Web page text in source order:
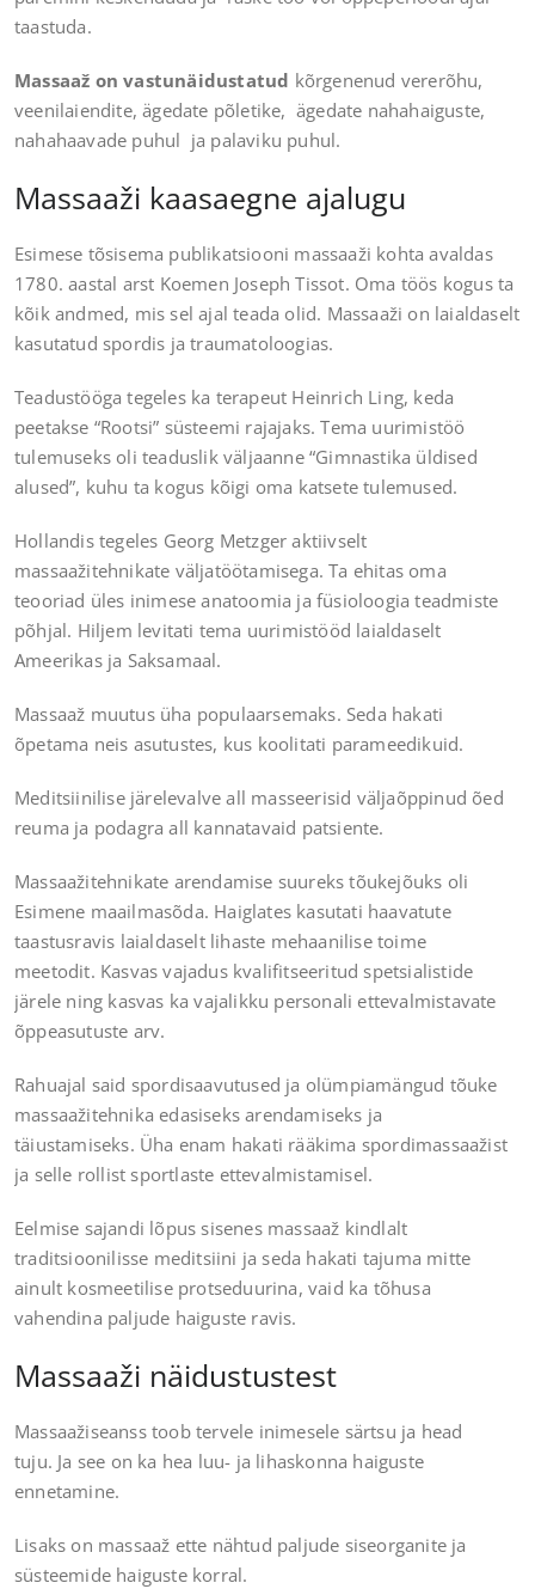
taastuda.
Massaaž on vastunäidustatud kõrgenenud vererõhu,
veenilaiendite, ägedate põletike, ägedate nahahaiguste,
nahahaavade puhul ja palaviku puhul.
Massaaži kaasaegne ajalugu
Esimese tõsisema publikatsiooni massaaži kohta avaldas
1780. aastal arst Koemen Joseph Tissot. Oma töös kogus ta
kõik andmed, mis sel ajal teada olid. Massaaži on laialdaselt
kasutatud spordis ja traumatoloogias.
Teadustööga tegeles ka terapeut Heinrich Ling, keda
peetakse “Rootsi” süsteemi rajajaks. Tema uurimistöö
tulemuseks oli teaduslik väljaanne “Gimnastika üldised
alused”, kuhu ta kogus kõigi oma katsete tulemused.
Hollandis tegeles Georg Metzger aktiivselt
massaažitehnikate väljatöötamisega. Ta ehitas oma
teooriad üles inimese anatoomia ja füsioloogia teadmiste
põhjal. Hiljem levitati tema uurimistööd laialdaselt
Ameerikas ja Saksamaal.
Massaaž muutus üha populaarsemaks. Seda hakati
õpetama neis asutustes, kus koolitati parameedikuid.
Meditsiinilise järelevalve all masseerisid väljaõppinud õed
reuma ja podagra all kannatavaid patsiente.
Massaažitehnikate arendamise suureks tõukejõuks oli
Esimene maailmasõda. Haiglates kasutati haavatute
taastusravis laialdaselt lihaste mehaanilise toime
meetodit. Kasvas vajadus kvalifitseeritud spetsialistide
järele ning kasvas ka vajalikku personali ettevalmistavate
õppeasutuste arv.
Rahuajal said spordisaavutused ja olümpiamängud tõuke
massaažitehnika edasiseks arendamiseks ja
täiustamiseks. Üha enam hakati rääkima spordimassaažist
ja selle rollist sportlaste ettevalmistamisel.
Eelmise sajandi lõpus sisenes massaaž kindlalt
traditsioonilisse meditsiini ja seda hakati tajuma mitte
ainult kosmeetilise protseduurina, vaid ka tõhusa
vahendina paljude haiguste ravis.
Massaaži näidustustest
Massaažiseanss toob tervele inimesele särtsu ja head
tuju. Ja see on ka hea luu- ja lihaskonna haiguste
ennetamine.
Lisaks on massaaž ette nähtud paljude siseorganite ja
süsteemide haiguste korral.